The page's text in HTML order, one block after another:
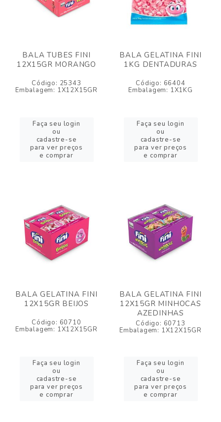
BALA TUBES FINI
12X15GR MORANGO
Código: 25343
Embalagem: 1X12X15GR
Faça seu login
ou
cadastre-se
para ver preços
e comprar
BALA GELATINA FINI
1KG DENTADURAS
Código: 66404
Embalagem: 1X1KG
Faça seu login
ou
cadastre-se
para ver preços
e comprar
BALA GELATINA FINI
12X15GR BEIJOS
Código: 60710
Embalagem: 1X12X15GR
Faça seu login
ou
cadastre-se
para ver preços
e comprar
BALA GELATINA FINI
12X15GR MINHOCAS
AZEDINHAS
Código: 60713
Embalagem: 1X12X15GR
Faça seu login
ou
cadastre-se
para ver preços
e comprar